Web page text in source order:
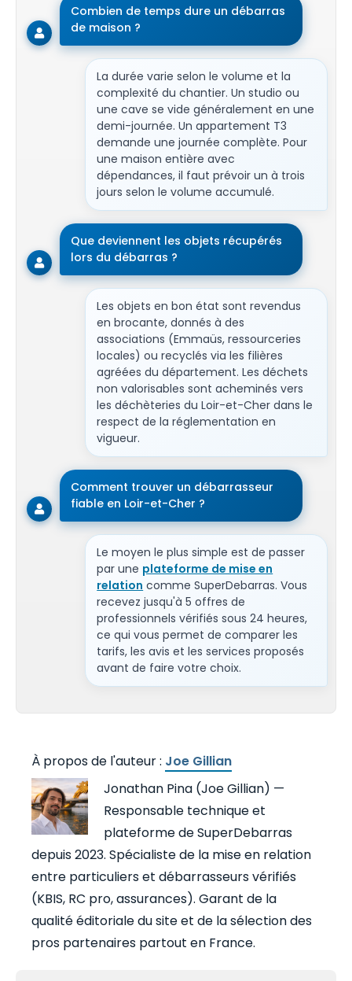
Combien de temps dure un débarras
de maison ?
La durée varie selon le volume et la
complexité du chantier. Un studio ou
une cave se vide généralement en une
demi-journée. Un appartement T3
demande une journée complète. Pour
une maison entière avec
dépendances, il faut prévoir un à trois
jours selon le volume accumulé.
Que deviennent les objets récupérés
lors du débarras ?
Les objets en bon état sont revendus
en brocante, donnés à des
associations (Emmaüs, ressourceries
locales) ou recyclés via les filières
agréées du département. Les déchets
non valorisables sont acheminés vers
les déchèteries du Loir-et-Cher dans le
respect de la réglementation en
vigueur.
Comment trouver un débarrasseur
fiable en Loir-et-Cher ?
Le moyen le plus simple est de passer
par une plateforme de mise en
relation comme SuperDebarras. Vous
recevez jusqu'à 5 offres de
professionnels vérifiés sous 24 heures,
ce qui vous permet de comparer les
tarifs, les avis et les services proposés
avant de faire votre choix.
Joe Gillian
Jonathan Pina (Joe Gillian) —
Responsable technique et
plateforme de SuperDebarras
depuis 2023. Spécialiste de la mise en relation
entre particuliers et débarrasseurs vérifiés
(KBIS, RC pro, assurances). Garant de la
qualité éditoriale du site et de la sélection des
pros partenaires partout en France.